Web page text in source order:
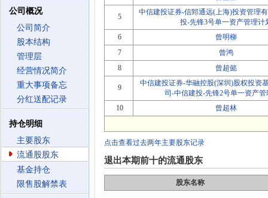
公司概况
公司简介
股本结构
管理层
经营情况简介
重大事项备忘
分红送配记录
持仓明细
主要股东
流通股股东
基金持仓
限售股解禁表
5
中信建投证券-信郅通远(上海)投资管理
投-先锋3号单一资产管理计
6
曾明柳
7
曾鸿
8
曾超懿
9
中信建投证券-华融控股(深圳)股权投资
司-中信建投-先锋2号单一资产管
10
曾超林
点击查看过去两年主要股东记录
退出本期前十的流通股东
股东名称